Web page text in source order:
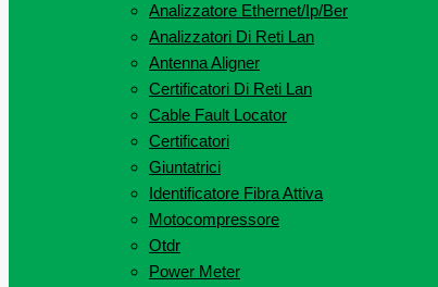
Analizzatore Ethernet/Ip/Ber
Analizzatori Di Reti Lan
Antenna Aligner
Certificatori Di Reti Lan
Cable Fault Locator
Certificatori
Giuntatrici
Identificatore Fibra Attiva
Motocompressore
Otdr
Power Meter